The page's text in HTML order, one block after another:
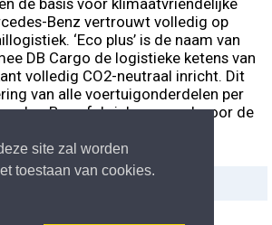
site zal worden
toestaan van cookies.
Benz vertrouwt volledig op
‘Eco plus’ is de naam van
DB Cargo de logistieke ketens van
volledig CO2-neutraal inricht. Dit
van alle voertuigonderdelen per
Benz fabrieken en ook voor de